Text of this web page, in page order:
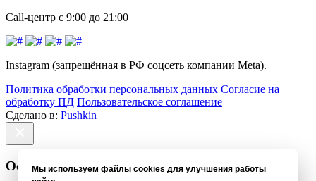
Мы используем файлы cookies для улучшения работы
Call-центр с 9:00 до 21:00
Instagram (запрещённая в РФ соцсеть компании Meta).
Политика обработки персональных данных Согласие на
обработку ПД Пользовательское соглашение
Сделано в: Pushkin
Оставить отзыв